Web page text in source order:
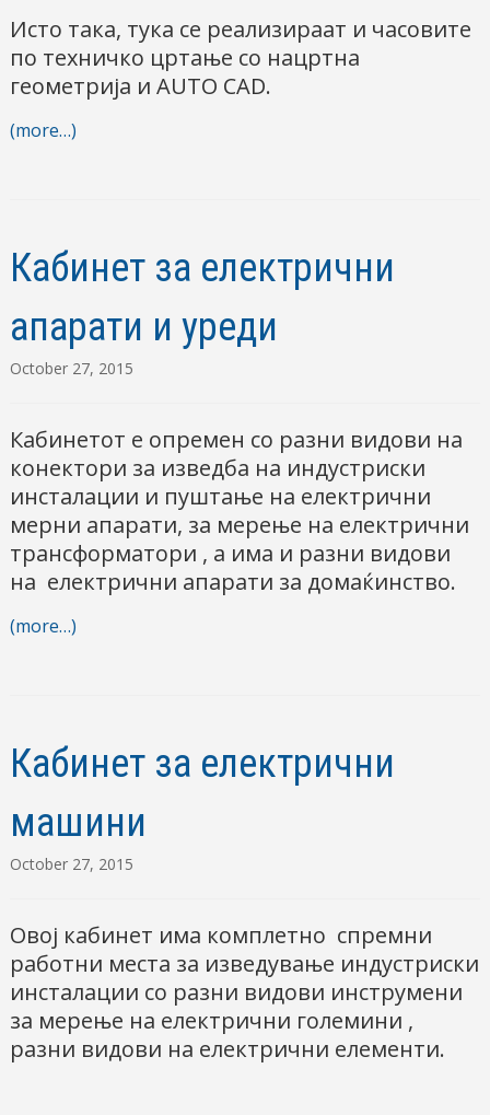
Исто така, тука се реализираат и часовите
по техничко цртање со нацртна
геометрија и AUTO CAD.
(more…)
Кабинет за електрични
апарати и уреди
October 27, 2015
Кабинетот е опремен со разни видови на
конектори за изведба на индустриски
инсталации и пуштање на електрични
мерни апарати, за мерење на електрични
трансформатори , а има и разни видови
на електрични апарати за домаќинство.
(more…)
Кабинет за електрични
машини
October 27, 2015
Овој кабинет има комплетно спремни
работни места за изведување индустриски
инсталации со разни видови инструмени
за мерење на електрични големини ,
разни видови на електрични елементи.